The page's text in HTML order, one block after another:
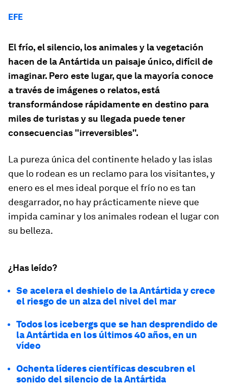
EFE
El frío, el silencio, los animales y la vegetación
hacen de la Antártida un paisaje único, difícil de
imaginar. Pero este lugar, que la mayoría conoce
a través de imágenes o relatos, está
transformándose rápidamente en destino para
miles de turistas y su llegada puede tener
consecuencias "irreversibles".
La pureza única del continente helado y las islas
que lo rodean es un reclamo para los visitantes, y
enero es el mes ideal porque el frío no es tan
desgarrador, no hay prácticamente nieve que
impida caminar y los animales rodean el lugar con
su belleza.
¿Has leído?
Se acelera el deshielo de la Antártida y crece
el riesgo de un alza del nivel del mar
Todos los icebergs que se han desprendido de
la Antártida en los últimos 40 años, en un
vídeo
Ochenta líderes científicas descubren el
sonido del silencio de la Antártida